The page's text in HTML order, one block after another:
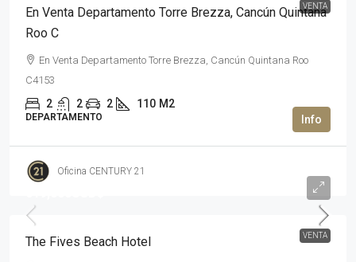
VENTA
En Venta Departamento Torre Brezza, Cancún Quintana
Roo C
En Venta Departamento Torre Brezza, Cancún Quintana Roo
C4153
2 2 2 110 M2
DEPARTAMENTO
Oficina CENTURY 21
VENTA
The Fives Beach Hotel